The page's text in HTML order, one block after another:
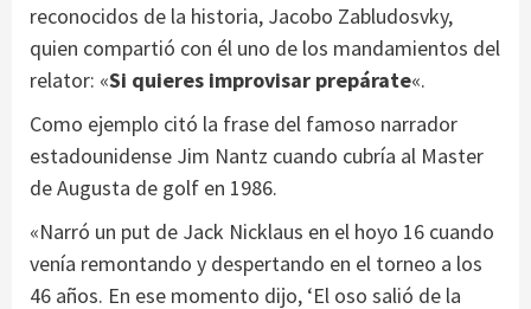
reconocidos de la historia, Jacobo Zabludosvky,
quien compartió con él uno de los mandamientos del
relator: «Si quieres improvisar prepárate«.
Como ejemplo citó la frase del famoso narrador
estadounidense Jim Nantz cuando cubría al Master
de Augusta de golf en 1986.
«Narró un put de Jack Nicklaus en el hoyo 16 cuando
venía remontando y despertando en el torneo a los
46 años. En ese momento dijo, ‘El oso salió de la